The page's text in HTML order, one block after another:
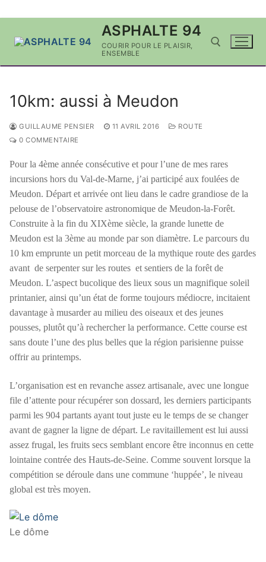
ASPHALTE 94
COURIR POUR LE PLAISIR,
ENSEMBLE
10km: aussi à Meudon
GUILLAUME PENSIER 11 AVRIL 2016
ROUTE
0 COMMENTAIRE
Pour la 4ème année consécutive et pour l’une de mes rares
incursions hors du Val-de-Marne, j’ai participé aux foulées de
Meudon. Départ et arrivée ont lieu dans le cadre grandiose de la
pelouse de l’observatoire astronomique de Meudon-la-Forêt.
Construite à la fin du XIXème siècle, la grande lunette de
Meudon est la 3ème au monde par son diamètre. Le parcours du
10 km emprunte un petit morceau de la mythique route des gardes
avant de serpenter sur les routes et sentiers de la forêt de
Meudon. L’aspect bucolique des lieux sous un magnifique soleil
printanier, ainsi qu’un état de forme toujours médiocre, incitaient
davantage à musarder au milieu des oiseaux et des jeunes
pousses, plutôt qu’à rechercher la performance. Cette course est
sans doute l’une des plus belles que la région parisienne puisse
offrir au printemps.
L’organisation est en revanche assez artisanale, avec une longue
file d’attente pour récupérer son dossard, les derniers participants
parmi les 904 partants ayant tout juste eu le temps de se changer
avant de gagner la ligne de départ. Le ravitaillement est lui aussi
assez frugal, les fruits secs semblant encore être inconnus en cette
lointaine contrée des Hauts-de-Seine. Comme souvent lorsque la
compétition se déroule dans une commune ‘huppée’, le niveau
global est très moyen.
Le dôme